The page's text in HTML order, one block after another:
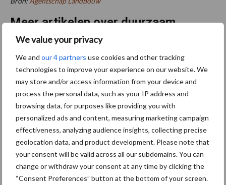
We value your privacy
We and our 4 partners use cookies and other tracking
technologies to improve your experience on our website. We
may store and/or access information from your device and
process the personal data, such as your IP address and
browsing data, for purposes like providing you with
personalized ads and content, measuring marketing campaign
effectiveness, analyzing audience insights, collecting precise
geolocation data, and product development. Please note that
your consent will be valid across all our subdomains. You can
change or withdraw your consent at any time by clicking the
“Consent Preferences” button at the bottom of your screen.
Meer artikelen over duurzaam
ondernemen
Bruggen bouwen naar Oost-
Europa
Middel besparen met
precisiespuiten: “Elke
druppel op de juiste plek”